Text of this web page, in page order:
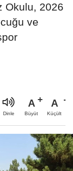
Okulu, 2026
ve
Dinle
A
Büyüt
A
Küçült